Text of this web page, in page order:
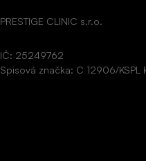
PRESTIGE CLINIC s.r.o.
IČ: 25249762
Spisová značka: C 12906/KSPL